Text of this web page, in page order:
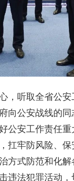
，听取全省公
向公安战线的
公安工作责任
扛牢防风险、
方式防范和化
违法犯罪活动